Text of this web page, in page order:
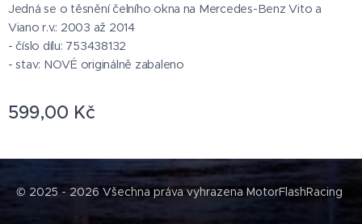
Jedná se o těsnění čelního okna na Mercedes-Benz Vito a
Viano r.v.: 2003 až 2014
- číslo dílu: 753438132
- stav: NOVÉ originálně zabaleno
599,00 Kč
© 2025 - 2026 Všechna práva vyhrazena MotorFlashRacing